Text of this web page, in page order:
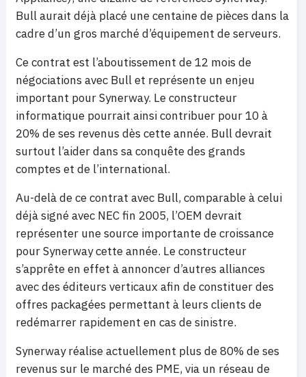
Bull aurait déjà placé une centaine de pièces dans la
cadre d’un gros marché d’équipement de serveurs.
Ce contrat est l’aboutissement de 12 mois de
négociations avec Bull et représente un enjeu
important pour Synerway. Le constructeur
informatique pourrait ainsi contribuer pour 10 à
20% de ses revenus dès cette année. Bull devrait
surtout l’aider dans sa conquête des grands
comptes et de l’international.
Au-delà de ce contrat avec Bull, comparable à celui
déjà signé avec NEC fin 2005, l’OEM devrait
représenter une source importante de croissance
pour Synerway cette année. Le constructeur
s’apprête en effet à annoncer d’autres alliances
avec des éditeurs verticaux afin de constituer des
offres packagées permettant à leurs clients de
redémarrer rapidement en cas de sinistre.
Synerway réalise actuellement plus de 80% de ses
revenus sur le marché des PME, via un réseau de